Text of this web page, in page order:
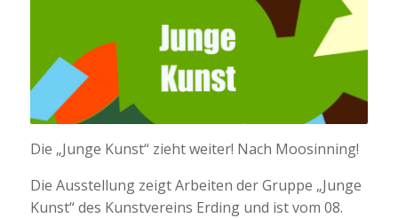
Die „Junge Kunst“ zieht weiter! Nach Moosinning!
Die Ausstellung zeigt Arbeiten der Gruppe „Junge
Kunst“ des Kunstvereins Erding und ist vom 08.